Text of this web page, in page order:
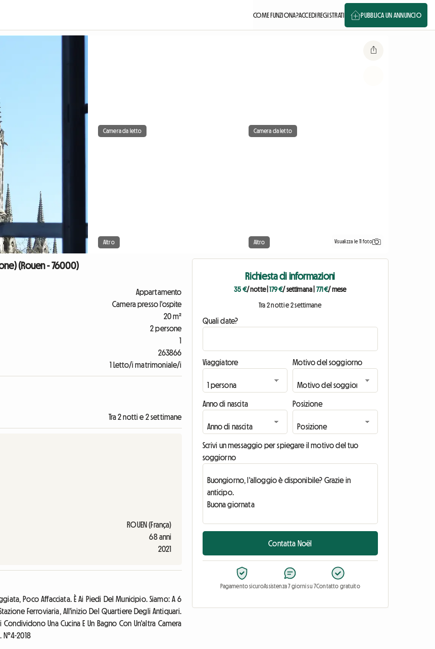
COME FUNZIONA?ACCEDIREGISTRATI PUBBLICA UN ANNUNCIO
Camera da letto Camera da letto
Altro Altro Visualizza le 11 foto
(Rouen - 76000)
Appartamento
Camera presso l'ospite
20 m²
2 persone
1
263866
1 Letto/i matrimoniale/i
Tra 2 notti e 2 settimane
ROUEN (França)
68 anni
2021
Poco Affacciata. È Ai Piedi Del Municipio. Siamo: A 6
Ferroviaria, All'inizio Del Quartiere Degli Antiquari.
Una Cucina E Un Bagno Con Un'altra Camera
N°4-2018
Richiesta di informazioni
35 €/ notte|179 €/ settimana 771 €/ mese
Tra 2 notti e 2 settimane
Quali date?
Viaggiatore Motivo del soggiorno
Anno di nascita Posizione
Scrivi un messaggio per spiegare il motivo del tuo
soggiorno
Contatta Noël
Pagamento sicuroAssistenza 7 giorni su 7Contatto gratuito